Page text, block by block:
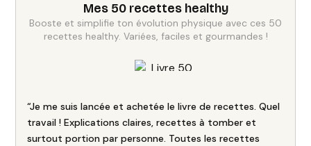
Mes 50 recettes healthy
Booste et simplifie ton évolution physique avec ces 50
recettes healthy. Variées, faciles et gourmandes !
“Je me suis lancée et achetée le livre de recettes. Quel
travail ! Explications claires, recettes à tomber et
surtout portion par personne. Toutes les recettes